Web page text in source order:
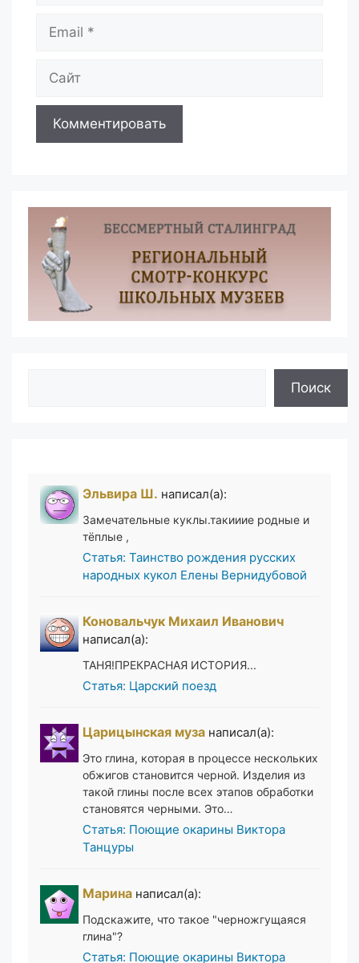
Поиск
Эльвира Ш. написал(а):
Замечательные куклы.такииие родные и
тёплые ,
Статья: Таинство рождения русских
народных кукол Елены Вернидубовой
Коновальчук Михаил Иванович
написал(а):
ТАНЯ!ПРЕКРАСНАЯ ИСТОРИЯ...
Статья: Царский поезд
Царицынская муза написал(а):
Это глина, которая в процессе нескольких
обжигов становится черной. Изделия из
такой глины после всех этапов обработки
становятся черными. Это…
Статья: Поющие окарины Виктора
Танцуры
Марина написал(а):
Подскажите, что такое "черножгущаяся
глина"?
Статья: Поющие окарины Виктора